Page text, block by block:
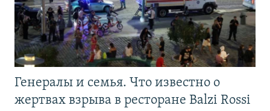
Генералы и семья. Что известно о
жертвах взрыва в ресторане Balzi Rossi